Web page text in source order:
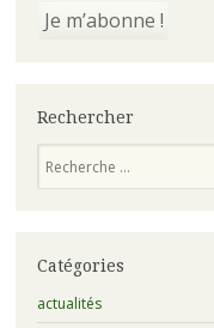
Rechercher
Catégories
actualités